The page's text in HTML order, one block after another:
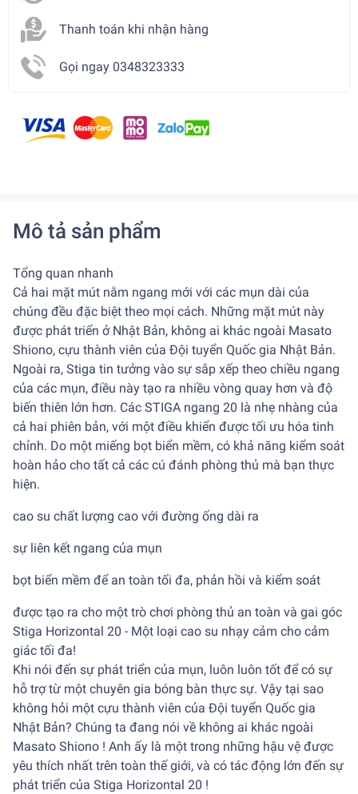
Thanh toán khi nhận hàng
Gọi ngay 0348323333
Mô tả sản phẩm
Tổng quan nhanh
Cả hai mặt mút nằm ngang mới với các mụn dài của
chúng đều đặc biệt theo mọi cách. Những mặt mút này
được phát triển ở Nhật Bản, không ai khác ngoài Masato
Shiono, cựu thành viên của Đội tuyển Quốc gia Nhật Bản.
Ngoài ra, Stiga tin tưởng vào sự sắp xếp theo chiều ngang
của các mụn, điều này tạo ra nhiều vòng quay hơn và độ
biến thiên lớn hơn. Các STIGA ngang 20 là nhẹ nhàng của
cả hai phiên bản, với một điều khiển được tối ưu hóa tinh
chỉnh. Do một miếng bọt biển mềm, có khả năng kiểm soát
hoàn hảo cho tất cả các cú đánh phòng thủ mà bạn thực
hiện.
cao su chất lượng cao với đường ống dài ra
sự liên kết ngang của mụn
bọt biển mềm để an toàn tối đa, phản hồi và kiểm soát
được tạo ra cho một trò chơi phòng thủ an toàn và gai góc
Stiga Horizontal 20 - Một loại cao su nhạy cảm cho cảm
giác tối đa!
Khi nói đến sự phát triển của mụn, luôn luôn tốt để có sự
hỗ trợ từ một chuyên gia bóng bàn thực sự. Vậy tại sao
không hỏi một cựu thành viên của Đội tuyển Quốc gia
Nhật Bản? Chúng ta đang nói về không ai khác ngoài
Masato Shiono ! Anh ấy là một trong những hậu vệ được
yêu thích nhất trên toàn thế giới, và có tác động lớn đến sự
phát triển của Stiga Horizontal 20 !